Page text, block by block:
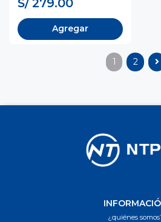
Agregar
1 2
¿quiénes